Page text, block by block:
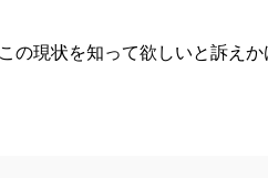
の現状を知って欲しいと訴えか